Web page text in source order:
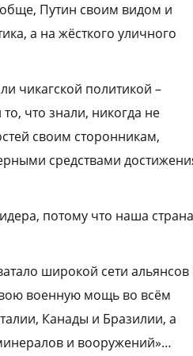
Путин своим видом и
а на жёсткого уличного
чикагской политикой –
что знали, никогда не
своим сторонникам,
средствами
потому что наша страна
широкой сети альянсов
военную мощь во всём
Канады и Бразилии, а
и вооружений»…